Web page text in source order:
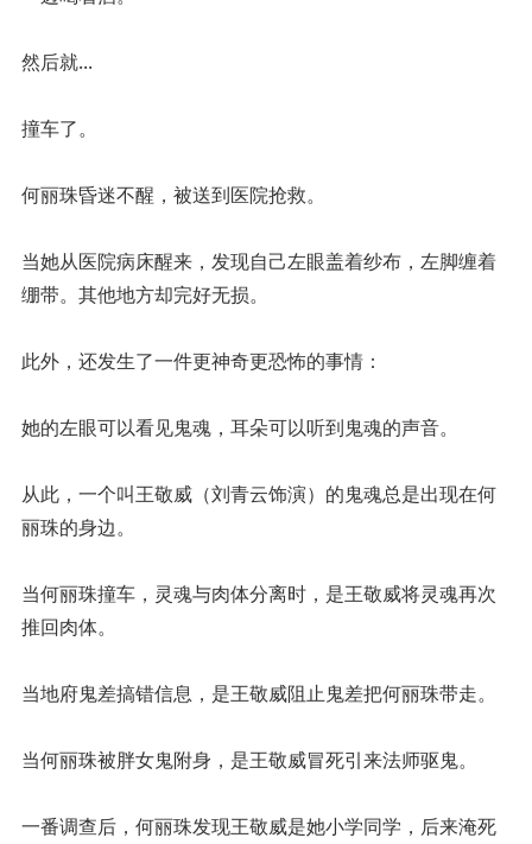
然后就...
撞车了。
何丽珠昏迷不醒，被送到医院抢救。
当她从医院病床醒来，发现自己左眼盖着纱布，左脚缠着
绷带。其他地方却完好无损。
此外，还发生了一件更神奇更恐怖的事情：
她的左眼可以看见鬼魂，耳朵可以听到鬼魂的声音。
从此，一个叫王敬威（刘青云饰演）的鬼魂总是出现在何
丽珠的身边。
当何丽珠撞车，灵魂与肉体分离时，是王敬威将灵魂再次
推回肉体。
当地府鬼差搞错信息，是王敬威阻止鬼差把何丽珠带走。
当何丽珠被胖女鬼附身，是王敬威冒死引来法师驱鬼。
一番调查后，何丽珠发现王敬威是她小学同学，后来淹死